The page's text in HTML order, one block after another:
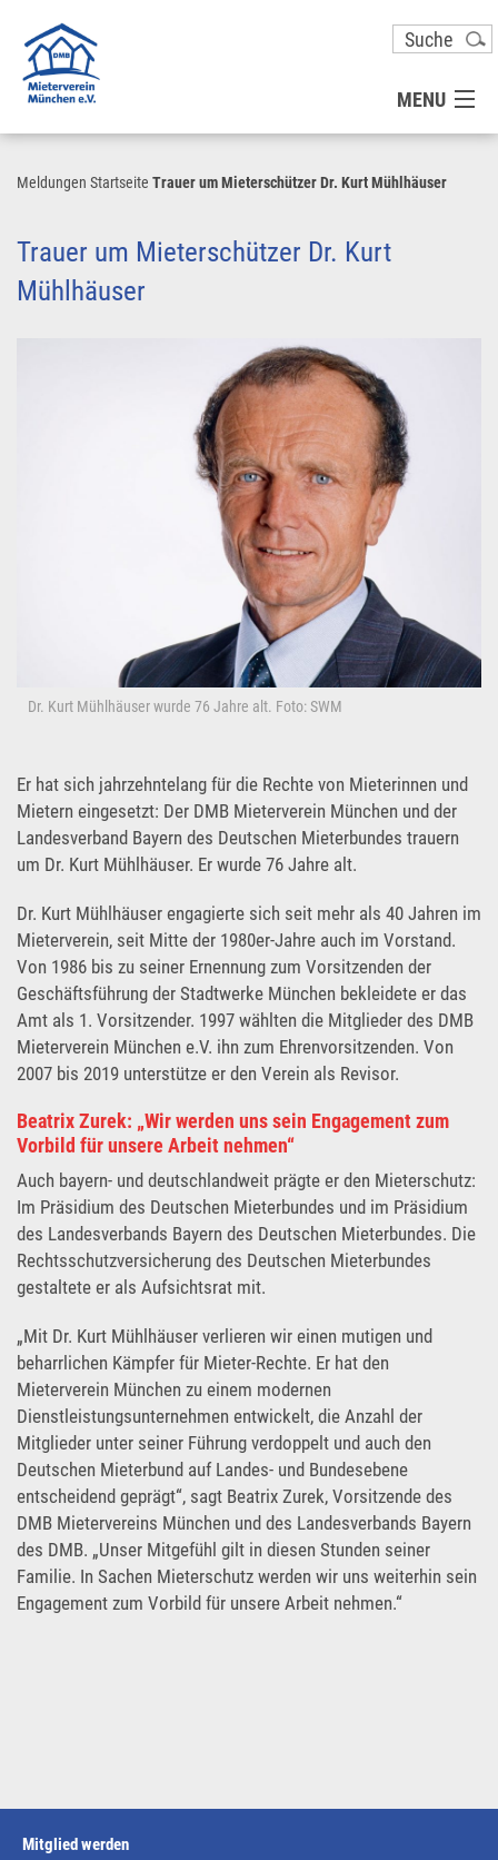
MENU
UNSER VEREIN
PRESSE
UNSER SERVICE FÜR SIE
Meldungen Startseite Trauer um Mieterschützer Dr. Kurt Mühlhäuser
Trauer um Mieterschützer Dr. Kurt
Mühlhäuser
Dr. Kurt Mühlhäuser wurde 76 Jahre alt. Foto: SWM
Er hat sich jahrzehntelang für die Rechte von Mieterinnen und
Mietern eingesetzt: Der DMB Mieterverein München und der
Landesverband Bayern des Deutschen Mieterbundes trauern
um Dr. Kurt Mühlhäuser. Er wurde 76 Jahre alt.
Dr. Kurt Mühlhäuser engagierte sich seit mehr als 40 Jahren im
Mieterverein, seit Mitte der 1980er-Jahre auch im Vorstand.
Von 1986 bis zu seiner Ernennung zum Vorsitzenden der
Geschäftsführung der Stadtwerke München bekleidete er das
Amt als 1. Vorsitzender. 1997 wählten die Mitglieder des DMB
Mieterverein München e.V. ihn zum Ehrenvorsitzenden. Von
2007 bis 2019 unterstütze er den Verein als Revisor.
Beatrix Zurek: „Wir werden uns sein Engagement zum
Vorbild für unsere Arbeit nehmen“
Auch bayern- und deutschlandweit prägte er den Mieterschutz:
Im Präsidium des Deutschen Mieterbundes und im Präsidium
des Landesverbands Bayern des Deutschen Mieterbundes. Die
Rechtsschutzversicherung des Deutschen Mieterbundes
gestaltete er als Aufsichtsrat mit.
„Mit Dr. Kurt Mühlhäuser verlieren wir einen mutigen und
beharrlichen Kämpfer für Mieter-Rechte. Er hat den
Mieterverein München zu einem modernen
Dienstleistungsunternehmen entwickelt, die Anzahl der
Mitglieder unter seiner Führung verdoppelt und auch den
Deutschen Mieterbund auf Landes- und Bundesebene
entscheidend geprägt“, sagt Beatrix Zurek, Vorsitzende des
DMB Mietervereins München und des Landesverbands Bayern
des DMB. „Unser Mitgefühl gilt in diesen Stunden seiner
Familie. In Sachen Mieterschutz werden wir uns weiterhin sein
Engagement zum Vorbild für unsere Arbeit nehmen.“
Mitglied werden